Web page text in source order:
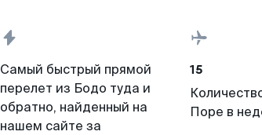
Самый быстрый прямой
перелет из Бодо туда и
обратно, найденный на
нашем сайте за
15
Поре в